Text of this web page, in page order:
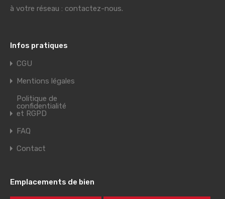
à votre réseau : contactez-nous.
Infos pratiques
CGU
Mentions légales
Politique de
confidentialité
et RGPD
FAQ
Contact
Emplacements de bien